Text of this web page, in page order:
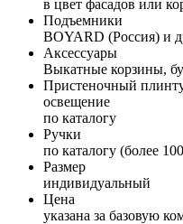
в цвет фасадов или
Подъемники
BOYARD (Россия) и
Аксессуары
Выкатные корзины,
Пристеночный
освещение
по каталогу
Ручки
по каталогу (более
Размер
индивидуальный
Цена
указана за базовую